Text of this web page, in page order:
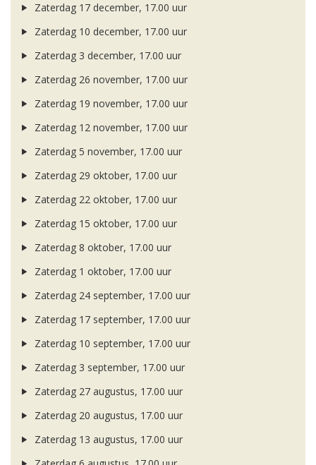
Zaterdag 17 december, 17.00 uur
Zaterdag 10 december, 17.00 uur
Zaterdag 3 december, 17.00 uur
Zaterdag 26 november, 17.00 uur
Zaterdag 19 november, 17.00 uur
Zaterdag 12 november, 17.00 uur
Zaterdag 5 november, 17.00 uur
Zaterdag 29 oktober, 17.00 uur
Zaterdag 22 oktober, 17.00 uur
Zaterdag 15 oktober, 17.00 uur
Zaterdag 8 oktober, 17.00 uur
Zaterdag 1 oktober, 17.00 uur
Zaterdag 24 september, 17.00 uur
Zaterdag 17 september, 17.00 uur
Zaterdag 10 september, 17.00 uur
Zaterdag 3 september, 17.00 uur
Zaterdag 27 augustus, 17.00 uur
Zaterdag 20 augustus, 17.00 uur
Zaterdag 13 augustus, 17.00 uur